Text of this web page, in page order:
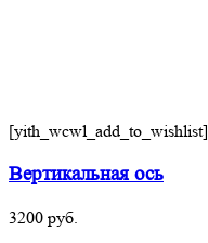
[yith_wcwl_add_to_wishlist]
Вертикальная ось
3200 руб.